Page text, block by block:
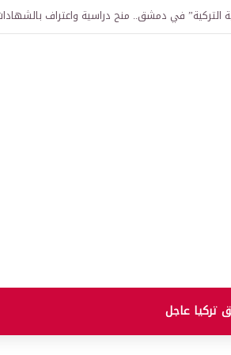
ويكشف العوامل الحاسمة لمسار الأسعار
تركيا عاجل